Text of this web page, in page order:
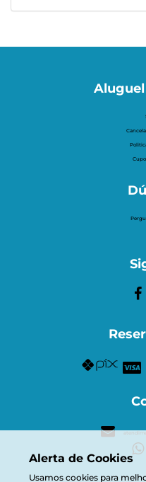
Alerta de Cookies
Usamos cookies para